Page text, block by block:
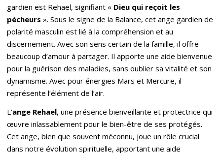
gardien est Rehael, signifiant « Dieu qui reçoit les
pécheurs ». Sous le signe de la Balance, cet ange gardien de
polarité masculin est lié à la compréhension et au
discernement. Avec son sens certain de la famille, il offre
beaucoup d’amour à partager. Il apporte une aide bienvenue
pour la guérison des maladies, sans oublier sa vitalité et son
dynamisme. Avec pour énergies Mars et Mercure, il
représente l’élément de l’air.
L’ange Rehael, une présence bienveillante et protectrice qui
œuvre inlassablement pour le bien-être de ses protégés.
Cet ange, bien que souvent méconnu, joue un rôle crucial
dans notre évolution spirituelle, apportant une aide